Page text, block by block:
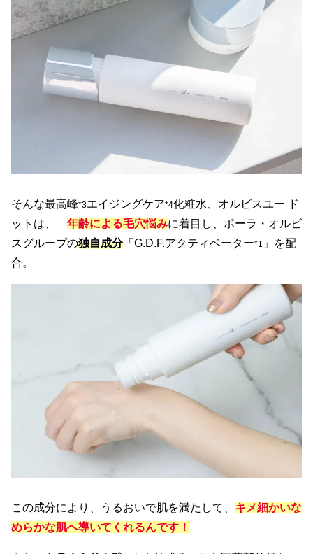
そんな最高峰*3エイジングケア*4化粧水、オルビスユー ド
ットは、 年齢による毛穴悩みに着目し、ポーラ・オルビ
スグループの独自成分「G.D.F.アクティベーター*1 」を配
合。
この成分により、うるおいで肌を満たして、 キメ細かいな
めらかな肌へ導いてくれるんです！